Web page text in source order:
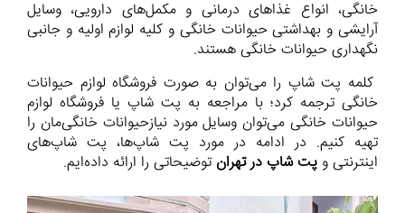
خانگی، انواع غذاهای درمانی و مکمل‌های دارویی، وسایل
آرایشی و بهداشتی حیوانات خانگی و کلیه لوازم اولیه و جانبی
نگهداری حیوانات خانگی هستند.
کلمه پت شاپ را می‌توان به صورت فروشگاه لوازم حیوانات
خانگی ترجمه کرد؛ با مراجعه به پت شاپ‌ یا فروشگاه لوازم
حیوانات خانگی می‌توان وسایل مورد نیازحیوانات خانگی‌مان را
تهیه کنیم. در ادامه در مورد پت شاپ‌ها، پت شاپ‌های
اینترنتی و پت شاپ در تهران توضیحاتی را ارائه داده‌ایم.